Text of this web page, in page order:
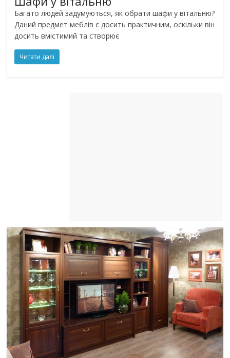
Багато людей задумуються, як обрати шафи у вітальню?
Даний предмет меблів є досить практичним, оскільки він
досить вмістимий та створює
Читати далі